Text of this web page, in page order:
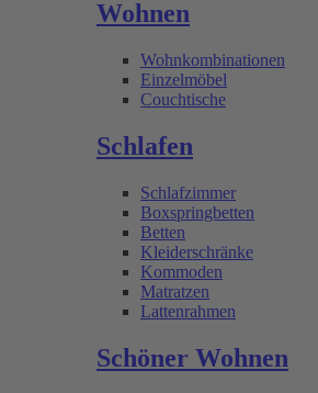
Wohnen
Wohnkombinationen
Einzelmöbel
Couchtische
Schlafen
Schlafzimmer
Boxspringbetten
Betten
Kleiderschränke
Kommoden
Matratzen
Lattenrahmen
Schöner Wohnen